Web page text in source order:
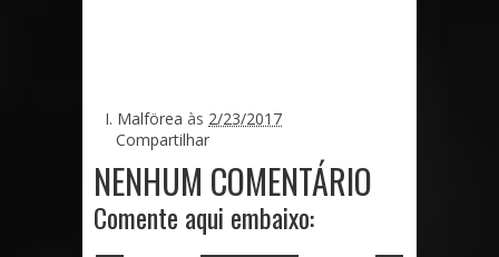
I. Malförea às 2/23/2017
Compartilhar
NENHUM COMENTÁRIO
Comente aqui embaixo: